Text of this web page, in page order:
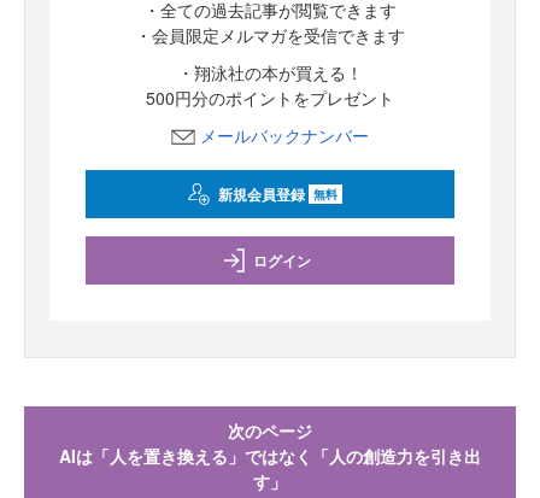
・全ての過去記事が閲覧できます
・会員限定メルマガを受信できます
・翔泳社の本が買える！
500円分のポイントをプレゼント
メールバックナンバー
新規会員登録 無料
ログイン
次のページ
AIは「人を置き換える」ではなく「人の創造力を引き出
す」